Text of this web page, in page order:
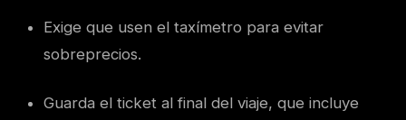
Exige que usen el taxímetro para evitar
sobreprecios.
Guarda el ticket al final del viaje, que incluye